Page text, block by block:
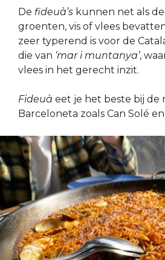
De fideuà’s kunnen net als de
groenten, vis of vlees
zeer typerend is voor de
die van ‘mar i muntanya’,
vlees in het gerecht inzit.
Fideuà eet je het beste bij de
Barceloneta zoals Can Solé